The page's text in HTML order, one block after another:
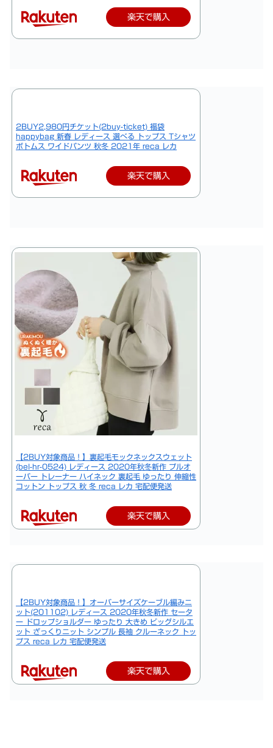
楽天で購入
2BUY2,980円チケット(2buy-ticket) 福袋
happybag 新春 レディース 選べる トップス Tシャツ
ボトムス ワイドパンツ 秋冬 2021年 reca レカ
楽天で購入
【2BUY対象商品！】裏起毛モックネックスウェット
(bel-hr-0524) レディース 2020年秋冬新作 プルオ
ーバー トレーナー ハイネック 裏起毛 ゆったり 伸縮性
コットン トップス 秋 冬 reca レカ 宅配便発送
楽天で購入
【2BUY対象商品！】オーバーサイズケーブル編みニ
ット(201102) レディース 2020年秋冬新作 セータ
ー ドロップショルダー ゆったり 大きめ ビッグシルエ
ット ざっくりニット シンプル 長袖 クルーネック トッ
プス reca レカ 宅配便発送
楽天で購入